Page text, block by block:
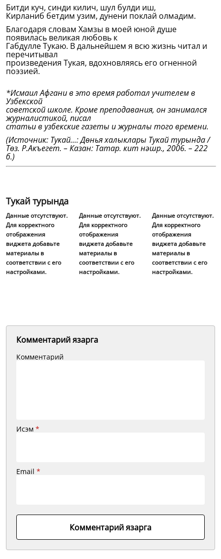
Битди куч, синди килич, шул булди иш,
Кирланиб бетдим узим, дунени поклай олмадим.
Благодаря словам Хамзы в моей юной душе
появилась великая любовь к
Габдулле Тукаю. В дальнейшем я всю жизнь читал и
перечитывал
произведения Тукая, вдохновляясь его огненной
поэзией.
*Исмаил Афгани в это время работал учителем в
Узбекской
советской школе. Кроме преподавания, он занимался
журналистикой, писал
статьи в узбекские газеты и журналы того времени.
(Источник: Тукай...: Дөнья халыклары Тукай турында /
Төз. Р.Акъегет. – Казан: Татар. кит нәшр., 2006. – 222
б.)
Тукай турында
Данные отсутствуют.
Для корректного
отображения
виджета добавьте
материалы в
соответствии с его
настройками.
Данные отсутствуют.
Для корректного
отображения
виджета добавьте
материалы в
соответствии с его
настройками.
Данные отсутствуют.
Для корректного
отображения
виджета добавьте
материалы в
соответствии с его
настройками.
Комментарий язарга
Комментарий
Исэм *
Email *
Комментарий язарга